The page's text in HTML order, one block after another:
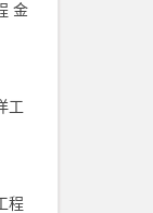
金
工
程